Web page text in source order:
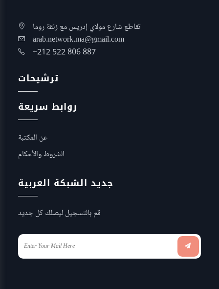
تقاطع شارع مولاي إدريس مع زنقة روما
arab.network.ma@gmail.com
+212 522 806 887
ترشيحات
روابط سريعة
عن المكتبة
الشروط والأحكام
جديد الشبكة العربية
قم بالتسجيل ليصلك كل جديد